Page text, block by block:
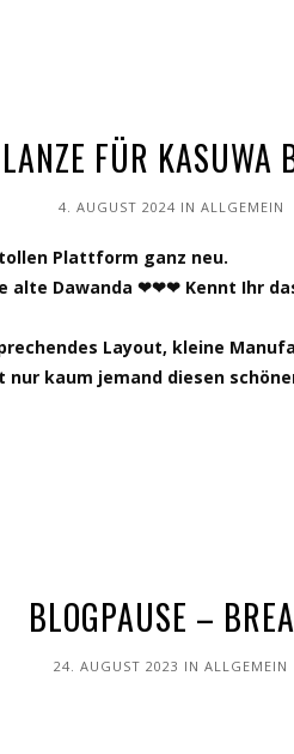
FÜR KASUWA
4. AUGUST 2024 IN ALLGEMEIN
Plattform ganz neu.
alte Dawanda ❤❤❤ Kennt Ihr
Layout, kleine
nur kaum jemand diesen
BLOGPAUSE –
24. AUGUST 2023 IN ALLGEMEIN